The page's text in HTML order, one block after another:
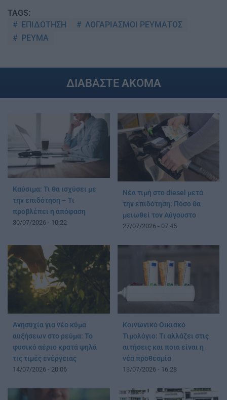
TAGS:
ΕΠΙΔΟΤΗΣΗ
ΛΟΓΑΡΙΑΣΜΟΙ ΡΕΥΜΑΤΟΣ
ΡΕΥΜΑ
ΔΙΑΒΑΣΤΕ ΑΚΟΜΑ
Καύσιμα: Τι θα ισχύσει με
την επιδότηση – Τι
προβλέπει η απόφαση
30/07/2026 - 10:22
Νέα τιμή στο diesel μετά
την επιδότηση: Πόσο θα
μειωθεί τον Αύγουστο
27/07/2026 - 07:45
Ανησυχία για νέο κύμα
αυξήσεων στο ρεύμα: Το
φυσικό αέριο κρατά ψηλά
τις τιμές ενέργειας
14/07/2026 - 20:06
Κοινωνικό Οικιακό
Τιμολόγιο: Τι αλλάζει στις
αιτήσεις και ποια είναι η
νέα προθεσμία
13/07/2026 - 16:28